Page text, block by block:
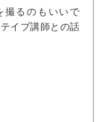
撮るのもいいで
イブ講師との話